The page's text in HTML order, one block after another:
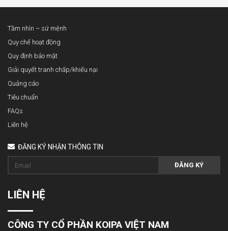
Tầm nhìn – sứ mệnh
Quy chế hoạt động
Quy định bảo mật
Giải quyết tranh chấp/khiếu nại
Quảng cáo
Tiêu chuẩn
FAQs
Liên hệ
ĐĂNG KÝ NHẬN THÔNG TIN
ĐĂNG KÝ
LIÊN HỆ
CÔNG TY CỔ PHẦN KOIPA VIỆT NAM